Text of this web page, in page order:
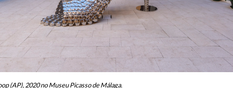
(AP), 2020 no Museu Picasso de Málaga.